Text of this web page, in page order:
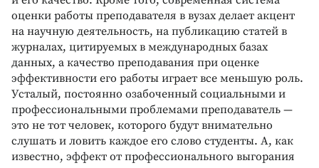
оценки работы преподавателя в вузах делает акцент
на научную деятельность, на публикацию статей в
журналах, цитируемых в международных базах
данных, а качество преподавания при оценке
эффективности его работы играет все меньшую роль.
Усталый, постоянно озабоченный социальными и
профессиональными проблемами преподаватель —
это не тот человек, которого будут внимательно
слушать и ловить каждое его слово студенты. А, как
известно, эффект от профессионального выгорания